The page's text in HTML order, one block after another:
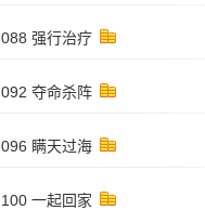
088 强行治疗
092 夺命杀阵
096 瞒天过海
100 一起回家